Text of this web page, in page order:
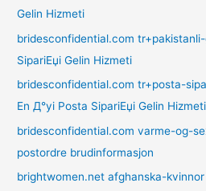
Gelin Hizmeti
bridesconfidential.com
SipariЕџi Gelin Hizmeti
bridesconfidential.com tr+posta-
En Д°yi Posta SipariЕџi Gelin Hizmeti
bridesconfidential.com varme-og-
postordre brudinformasjon
brightwomen.net afghanska-